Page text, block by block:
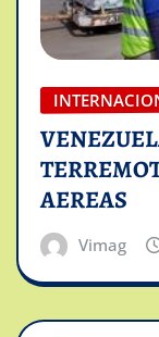
AEREAS
Vimag